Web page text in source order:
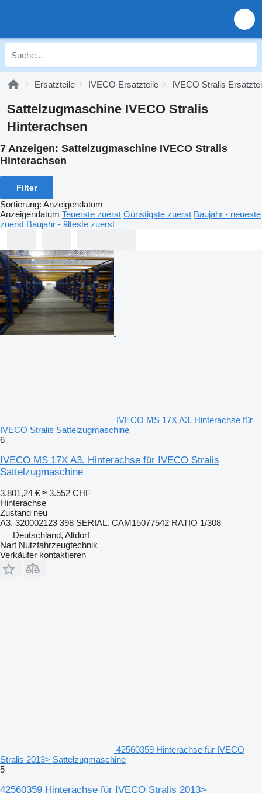
Ersatzteile IVECO Ersatzteile IVECO Stralis
Sattelzugmaschine IVECO Stralis
Hinterachsen
7 Anzeigen: Sattelzugmaschine IVECO Stralis
Hinterachsen
Filter
Sortierung: Anzeigendatum
Anzeigendatum Teuerste zuerst Günstigste zuerst Baujahr - neueste
zuerst Baujahr - älteste zuerst
IVECO MS 17X A3. Hinterachse für
IVECO Stralis Sattelzugmaschine
6
IVECO MS 17X A3. Hinterachse für IVECO Stralis
Sattelzugmaschine
3.801,24 € ≈ 3.552 CHF
Hinterachse
Zustand neu
A3. 320002123 398 SERIAL. CAM15077542 RATIO 1/308
Deutschland, Altdorf
Nart Nutzfahrzeugtechnik
Verkäufer kontaktieren
42560359 Hinterachse für IVECO
Stralis 2013> Sattelzugmaschine
5
42560359 Hinterachse für IVECO Stralis 2013>